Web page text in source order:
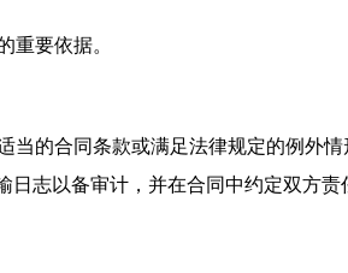
重要依据。
当的合同条款或满足法律规定的例外
志以备审计，并在合同中约定双方